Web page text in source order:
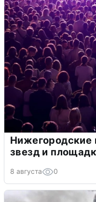
Нижегородские
звезд и
8 августа 0